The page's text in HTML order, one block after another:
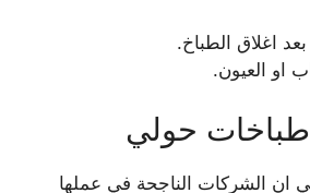
اغلاق الطباخ.
او العيون.
حولي
ان الشركات الناجحة في عملها